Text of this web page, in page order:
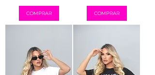
COMPRAR COMPRAR